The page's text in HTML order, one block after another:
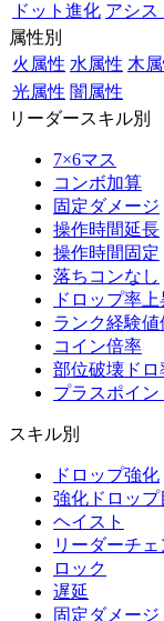
ドット進化 アシス
属性別
火属性 水属性 木
光属性 闇属性
リーダースキル別
7×6マス
コンボ加算
固定ダメージ
操作時間延長
操作時間固定
落ちコンなし
ドロップ率上
ランク経験値
コイン倍率
部位破壊ドロ
プラスポイン
スキル別
ドロップ強化
強化ドロップ
ヘイスト
リーダーチェ
ロック
遅延
固定ダメージ